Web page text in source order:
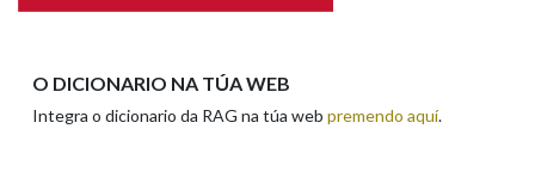
O DICIONARIO NA TÚA WEB
Integra o dicionario da RAG na túa web premendo aquí.